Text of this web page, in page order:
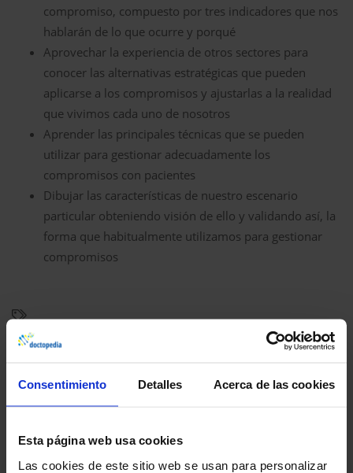
Consentimiento Detalles Acerca de las cookies
Esta página web usa cookies
Las cookies de este sitio web se usan para personalizar
compromiso, compuesto por tres indicadores que nos
hablarán de lo que ocurre y porqué
Aprovechar la experiencia de otros sectores para
conocer las alternativas estratégicas que pueden
aplicarse a los compromisos y ajustarlas a la realidad
que vivimos cada uno de nosotros
Aprender las principales técnicas que se pueden
utilizar para gestionar adecuadamente los
compromisos con pacientes
Dibujar las características de nuestro escenario
particular obteniendo visión de ello y validando así, la
forma que habitualmente utilizamos para gestionar
compromisos
Competencias y habilidades para la práctica clínica
Manejar situaciones complejas